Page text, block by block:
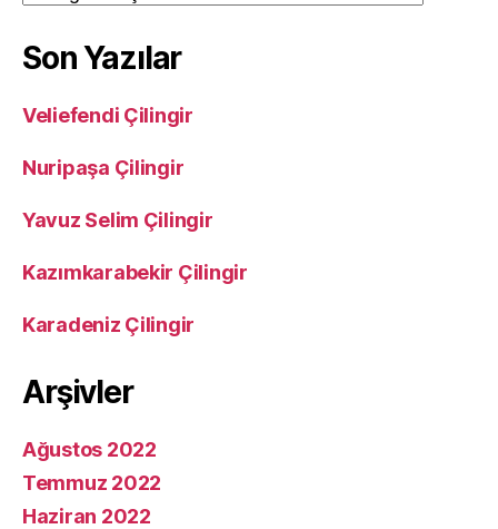
Son Yazılar
Veliefendi Çilingir
Nuripaşa Çilingir
Yavuz Selim Çilingir
Kazımkarabekir Çilingir
Karadeniz Çilingir
Arşivler
Ağustos 2022
Temmuz 2022
Haziran 2022